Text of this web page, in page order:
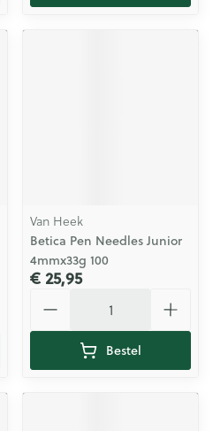
Van Heek
Betica Pen Needles Junior
4mmx33g 100
€ 25,95
Bestel